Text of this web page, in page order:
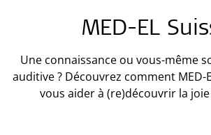
MED-EL
Une connaissance ou vous-même
auditive ? Découvrez comment MED-
vous aider à (re)découvrir la